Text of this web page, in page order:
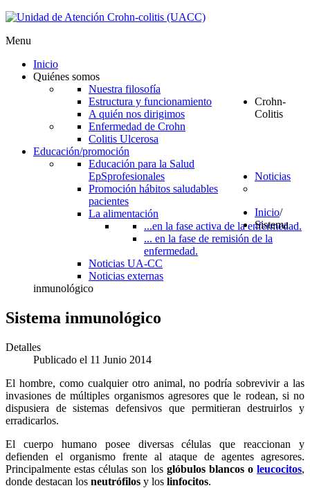
Menu
Inicio
Quiénes somos
Nuestra filosofía
Estructura y funcionamiento
A quién nos dirigimos
Crohn-
Colitis
Enfermedad de Crohn
Colitis Ulcerosa
Educación/promoción
Educación para la Salud
EpSprofesionales
Promoción hábitos saludables
pacientes
La alimentación
...en la fase activa de la enfermedad.
... en la fase de remisión de la
enfermedad.
Noticias
Noticias UA-CC
Noticias externas
Inicio/
Sistema
inmunológico
Sistema inmunológico
Detalles
Publicado el 11 Junio 2014
El hombre, como cualquier otro animal, no podría sobrevivir a las
invasiones de múltiples organismos agresores que le rodean, si no
dispusiera de sistemas defensivos que permitieran destruirlos y
erradicarlos.
El cuerpo humano posee diversas células que reaccionan y
defienden el organismo frente al ataque de agentes agresores.
Principalmente estas células son los glóbulos blancos o leucocitos,
donde destacan los neutrófilos y los linfocitos.